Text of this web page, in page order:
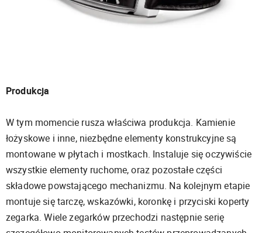
Produkcja
W tym momencie rusza właściwa produkcja. Kamienie
łożyskowe i inne, niezbędne elementy konstrukcyjne są
montowane w płytach i mostkach. Instaluje się oczywiście
wszystkie elementy ruchome, oraz pozostałe części
składowe powstającego mechanizmu. Na kolejnym etapie
montuje się tarczę, wskazówki, koronkę i przyciski koperty
zegarka. Wiele zegarków przechodzi następnie serię